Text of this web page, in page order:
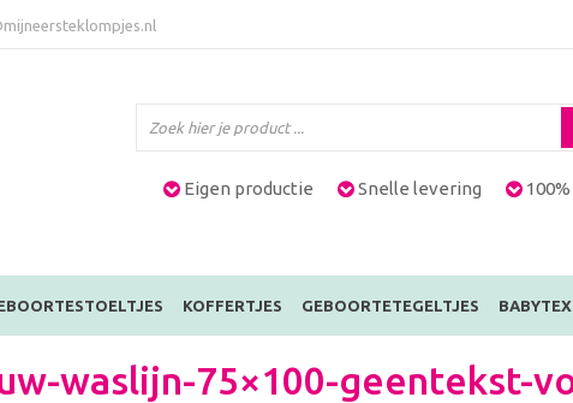
Eigen productie Snelle levering
KOFFERTJES GEBOORTETEGELTJES
waslijn-75×100-geentekst-